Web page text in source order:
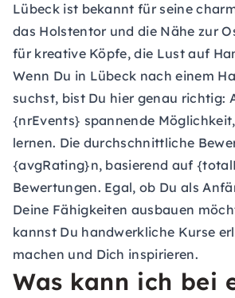
Lübeck ist bekannt für seine
das Holstentor und die Nähe zur
für kreative Köpfe, die Lust auf
Wenn Du in Lübeck nach einem
suchst, bist Du hier genau richtig:
{nrEvents} spannende
lernen. Die durchschnittliche
{avgRating}n, basierend auf
Bewertungen. Egal, ob Du als
Deine Fähigkeiten ausbauen
kannst Du handwerkliche Kurse
machen und Dich inspirieren.
Was kann ich bei